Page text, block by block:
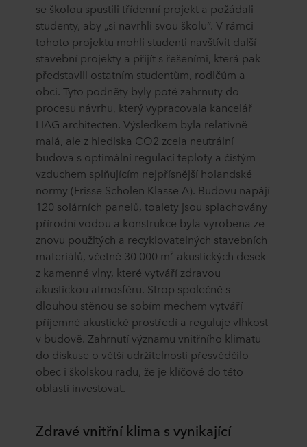
se školou spustili třídenní projekt a požádali
studenty, aby „si navrhli svou školu“. V rámci
tohoto projektu mohli studenti navštívit další
stavební projekty a přijít s řešeními, která pak
představili ostatním studentům, rodičům a
obci. Tyto podněty byly poté zahrnuty do
procesu návrhu, který vypracovala kancelář
LIAG architecten. Výsledkem byla relativně
malá, ale z hlediska CO2 zcela neutrální
budova s optimální regulací teploty a čistým
vzduchem splňujícím nejpřísnější holandské
normy (Frisse Scholen Klasse A). Budovu napájí
120 solárních panelů, toalety jsou splachovány
přírodní vodou a konstrukce byla vyrobena ze
znovu použitých a recyklovatelných stavebních
materiálů, včetně 30 000 m² akustických desek
z kamenné vlny, které vytváří zdravou
akustickou atmosféru. Strop společně s
dlouhou stěnou se sobím mechem vytváří
příjemné akustické prostředí a reguluje vlhkost
v budově. Zahrnutí významu vnitřního klimatu
do diskuse o větší udržitelnosti přesvědčilo
obec i školskou radu, že je klíčové do této
oblasti investovat.
Zdravé vnitřní klima s vynikající